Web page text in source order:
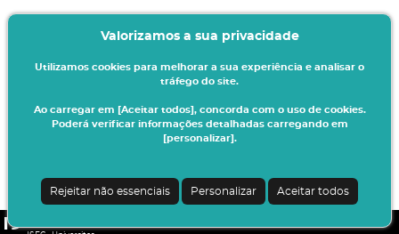
Valorizamos a sua privacidade
Utilizamos cookies para melhorar a sua experiência e analisar o
tráfego do site.
Ao carregar em [Aceitar todos], concorda com o uso de cookies.
Poderá verificar informações detalhadas carregando em
[personalizar].
Rejeitar não essenciais Personalizar Aceitar todos